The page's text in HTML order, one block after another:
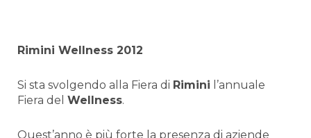
Rimini Wellness 2012
Si sta svolgendo alla Fiera di Rimini l’annuale
Fiera del Wellness.
Quest’anno è più forte la presenza di aziende